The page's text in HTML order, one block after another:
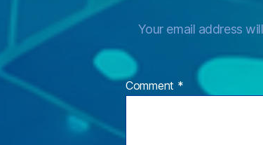
Your email address
Comment *